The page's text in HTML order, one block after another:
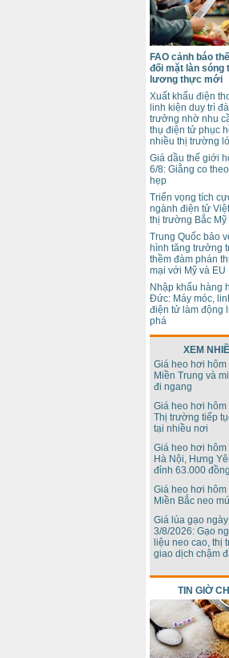
FAO cảnh báo
đối mặt làn sóng
lương thực mới
Xuất khẩu điện
linh kiện duy trì
trưởng nhờ nhu
thụ điện tử phục
nhiều thị trường
Giá dầu thế giới
6/8: Giằng co
hẹp
Triển vọng tích
ngành điện tử
thị trường Bắc Mỹ
Trung Quốc bảo
hình tăng trưởng
thềm đàm phán
mại với Mỹ và EU
Nhập khẩu hàng
Đức: Máy móc,
điện tử làm động
phá
XEM
Giá heo hơi hôm
Miền Trung và
đi ngang
Giá heo hơi hôm
Thị trường tiếp
tại nhiều nơi
Giá heo hơi hôm
Hà Nội, Hưng
đỉnh 63.000
Giá heo hơi hôm
Miền Bắc neo
Giá lúa gạo ngày
3/8/2026: Gạo
liệu neo cao, thị
giao dịch chậm
TIN GIỜ